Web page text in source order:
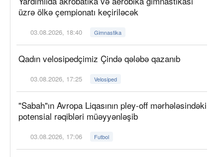
üzrə ölkə çempionatı keçiriləcək
03.08.2026, 18:40 Gimnastika
Qadın velosipedçimiz Çində qələbə qazanıb
03.08.2026, 17:25 Velosiped
"Sabah"ın Avropa Liqasının pley-off mərhələsindəki
potensial rəqibləri müəyyənləşib
03.08.2026, 17:06 Futbol